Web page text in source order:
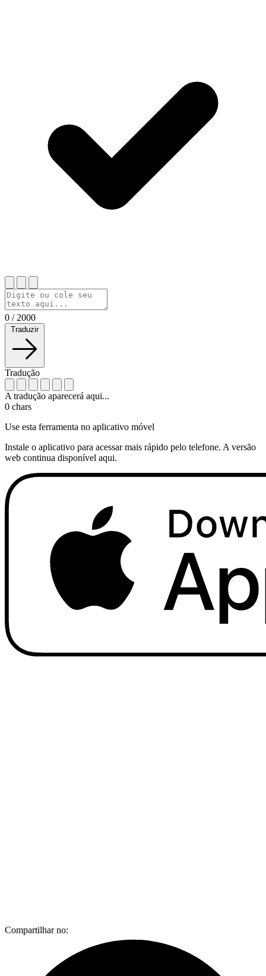
0 / 2000
Traduzir
Tradução
A tradução aparecerá aqui...
0 chars
Use esta ferramenta no aplicativo móvel
Instale o aplicativo para acessar mais rápido pelo telefone. A versão
web continua disponível aqui.
Compartilhar no: